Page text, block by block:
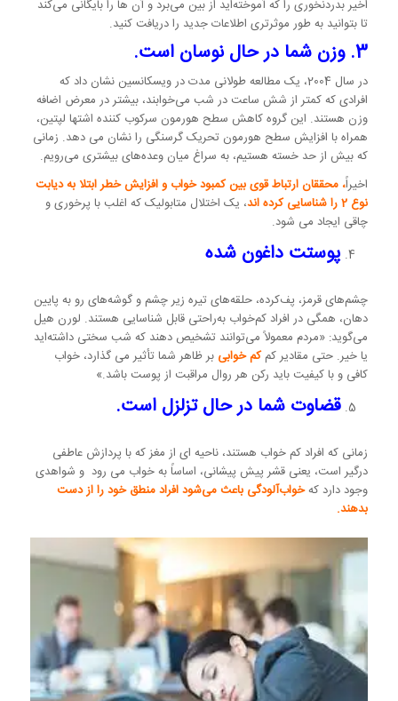
اخیر بدردنخوری را که آموخته‌اید از بین می‌برد و آن ها را بایگانی می‌کند
تا بتوانید به طور موثرتری اطلاعات جدید را دریافت کنید.
3. وزن شما در حال نوسان است.
در سال 2004، یک مطالعه طولانی مدت در ویسکانسین نشان داد که
افرادی که کمتر از شش ساعت در شب می‌خوابند، بیشتر در معرض اضافه
وزن هستند. این گروه کاهش سطح هورمون سرکوب کننده اشتها لپتین،
همراه با افزایش سطح هورمون تحریک گرسنگی را نشان می دهد. زمانی
که بیش از حد خسته هستیم، به سراغ میان وعده‌های بیشتری می‌رویم.
اخیراً، محققان ارتباط قوی بین کمبود خواب و افزایش خطر ابتلا به دیابت
نوع 2 را شناسایی کرده اند
، یک اختلال متابولیک که اغلب با پرخوری و
چاقی ایجاد می شود.
پوستت داغون شده
چشم‌های قرمز، پف‌کرده، حلقه‌های تیره زیر چشم و گوشه‌های رو به پایین
دهان، همگی در افراد کم‌خواب به‌راحتی قابل شناسایی هستند. لورن هیل
می‌گوید: «مردم معمولاً می‌توانند تشخیص دهند که شب سختی داشته‌اید
یا خیر. حتی مقادیر کمکم خوابی بر ظاهر شما تأثیر می گذارد، خواب
کافی و با کیفیت باید رکن هر روال مراقبت از پوست باشد.»
قضاوت شما در حال تزلزل است.
زمانی که افراد کم خواب هستند، ناحیه ای از مغز که با پردازش عاطفی
درگیر است، یعنی قشر پیش پیشانی، اساساً به خواب می رود و شواهدی
وجود دارد کهخواب‌آلودگی باعث می‌شود افراد منطق خود را از دست
بدهند.